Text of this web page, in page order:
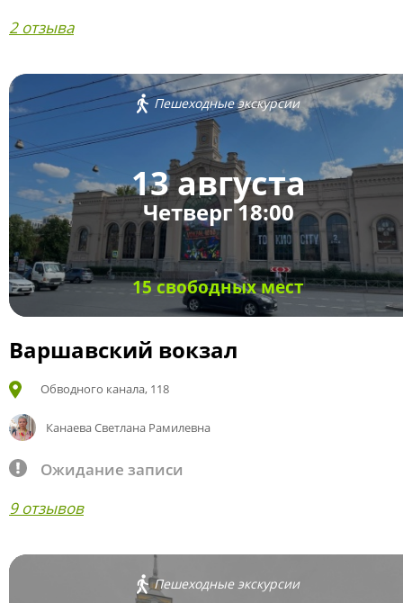
2 отзыва
Пешеходные экскурсии
13 августа
Четверг 18:00
15 свободных мест
Варшавский вокзал
Обводного канала, 118
Канаева Светлана Рамилевна
Ожидание записи
9 отзывов
Пешеходные экскурсии